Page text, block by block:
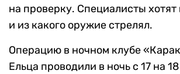
на проверку. Специалисты хотят
и из какого оружие стрелял.
Операцию в ночном клубе
Ельца проводили в ночь с 17 на